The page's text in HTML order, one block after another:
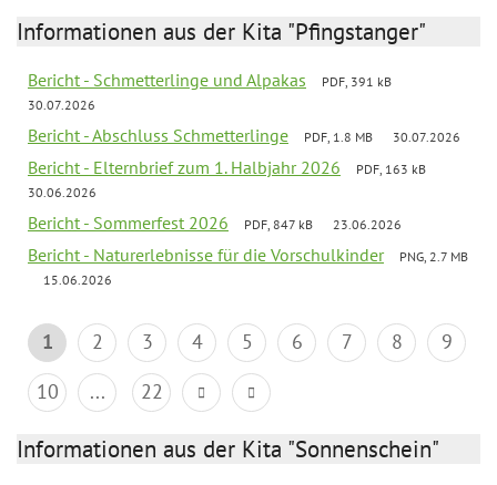
Informationen aus der Kita "Pfingstanger"
Bericht - Schmetterlinge und Alpakas
PDF, 391 kB
30.07.2026
Bericht - Abschluss Schmetterlinge PDF, 1.8 MB 30.07.2026
Bericht - Elternbrief zum 1. Halbjahr 2026
PDF, 163 kB
30.06.2026
Bericht - Sommerfest 2026 PDF, 847 kB 23.06.2026
Bericht - Naturerlebnisse für die Vorschulkinder
PNG, 2.7 MB
15.06.2026
1 2 3 4 5 6 7 8
9
10
... 22
Informationen aus der Kita "Sonnenschein"